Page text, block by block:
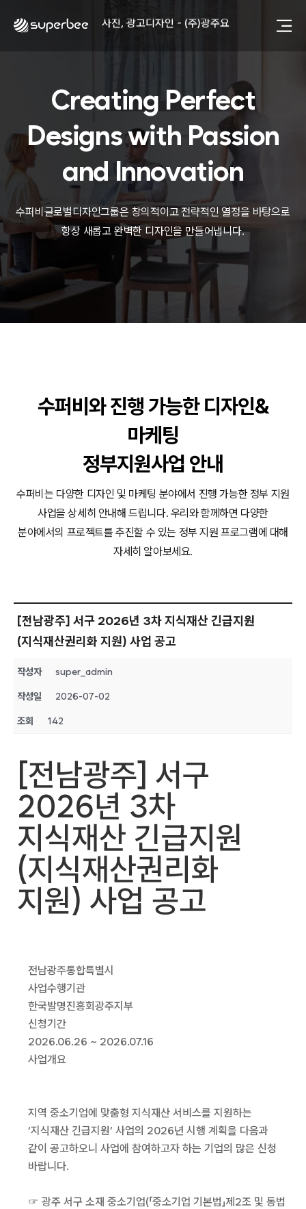
웹사이트 - (주)세스코
동영상, 카탈로그 - 피자마루
웹사이트 - 백조씽크
사진, 광고디자인 - 중외제약
패키지, 디자인 - 고려은단
동영상 - (주)듀오백
동영상 - ㈜고피자
동영상 - 모모스커피㈜
동영상 - 삼양홀딩스
동영상 - 킷캣
사진, 광고디자인 - (주)화요
사진, 광고디자인 - (주)광주요
웹사이트 - (주)세스코
제품디자인 - 삼성전자㈜
동영상, CI - 카피어랜드㈜
동영상, 홈페이지 - (주)분독
동영상 - (주)듀오백
동영상 - 모모스커피㈜
동영상 - 삼양홀딩스
동영상 - 킷캣
Creating Perfect
Designs with Passion
and Innovation
수퍼비글로벌디자인그룹은 창의적이고 전략적인 열정을 바탕으로
항상 새롭고 완벽한 디자인을 만들어냅니다.
수퍼비와 진행 가능한 디자인&
마케팅
정부지원사업 안내
수퍼비는 다양한 디자인 및 마케팅 분야에서 진행 가능한 정부 지원
사업을 상세히 안내해 드립니다. 우리와 함께하면 다양한
분야에서의 프로젝트를 추진할 수 있는 정부 지원 프로그램에 대해
자세히 알아보세요.
[전남광주] 서구 2026년 3차 지식재산 긴급지원
(지식재산권리화 지원) 사업 공고
작성자 super_admin
작성일 2026-07-02
조회 142
[전남광주] 서구
2026년 3차
지식재산 긴급지원
(지식재산권리화
지원) 사업 공고
전남광주통합특별시
사업수행기관
한국발명진흥회광주지부
신청기간
2026.06.26 ~ 2026.07.16
사업개요
지역 중소기업에 맞춤형 지식재산 서비스를 지원하는
‘지식재산 긴급지원’ 사업의 2026년 시행 계획을 다음과
같이 공고하오니 사업에 참여하고자 하는 기업의 많은 신청
바랍니다.
☞ 광주 서구 소재 중소기업(「중소기업 기본법」제2조 및 동법